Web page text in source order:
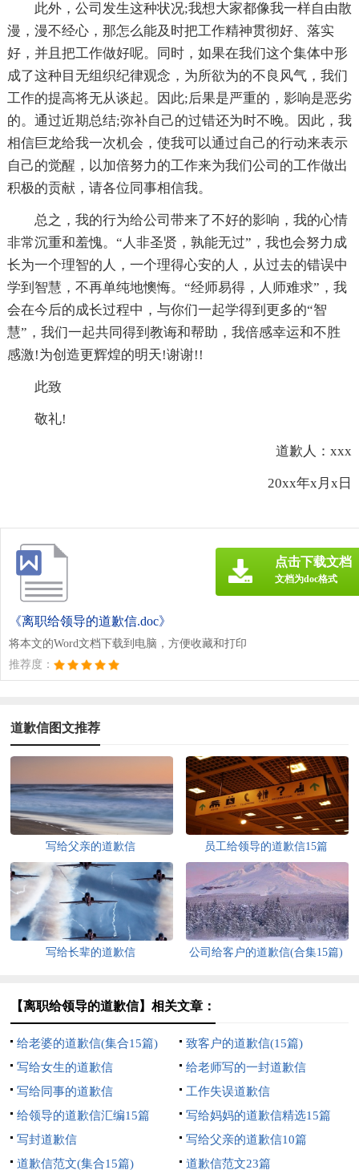
此外，公司发生这种状况;我想大家都像我一样自由散
漫，漫不经心，那怎么能及时把工作精神贯彻好、落实
好，并且把工作做好呢。同时，如果在我们这个集体中形
成了这种目无组织纪律观念，为所欲为的不良风气，我们
工作的提高将无从谈起。因此;后果是严重的，影响是恶劣
的。通过近期总结;弥补自己的过错还为时不晚。因此，我
相信巨龙给我一次机会，使我可以通过自己的行动来表示
自己的觉醒，以加倍努力的工作来为我们公司的工作做出
积极的贡献，请各位同事相信我。
总之，我的行为给公司带来了不好的影响，我的心情
非常沉重和羞愧。“人非圣贤，孰能无过”，我也会努力成
长为一个理智的人，一个理得心安的人，从过去的错误中
学到智慧，不再单纯地懊悔。“经师易得，人师难求”，我
会在今后的成长过程中，与你们一起学得到更多的“智
慧”，我们一起共同得到教诲和帮助，我倍感幸运和不胜
感激!为创造更辉煌的明天!谢谢!!
此致
敬礼!
道歉人：xxx
20xx年x月x日
《离职给领导的道歉信.doc》
将本文的Word文档下载到电脑，方便收藏和打印
推荐度：
点击下载文档
文档为doc格式
道歉信图文推荐
写给父亲的道歉信 员工给领导的道歉信15篇
写给长辈的道歉信 公司给客户的道歉信(合集15篇)
【离职给领导的道歉信】相关文章：
给老婆的道歉信(集合15篇)
致客户的道歉信(15篇)
写给女生的道歉信
给老师写的一封道歉信
写给同事的道歉信
工作失误道歉信
给领导的道歉信汇编15篇
写给妈妈的道歉信精选15篇
写封道歉信
写给父亲的道歉信10篇
道歉信范文(集合15篇)
道歉信范文23篇